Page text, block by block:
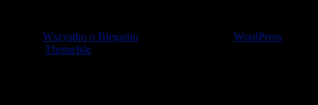
Wszystko o Bieganiu
WordPress
ThemeIsle